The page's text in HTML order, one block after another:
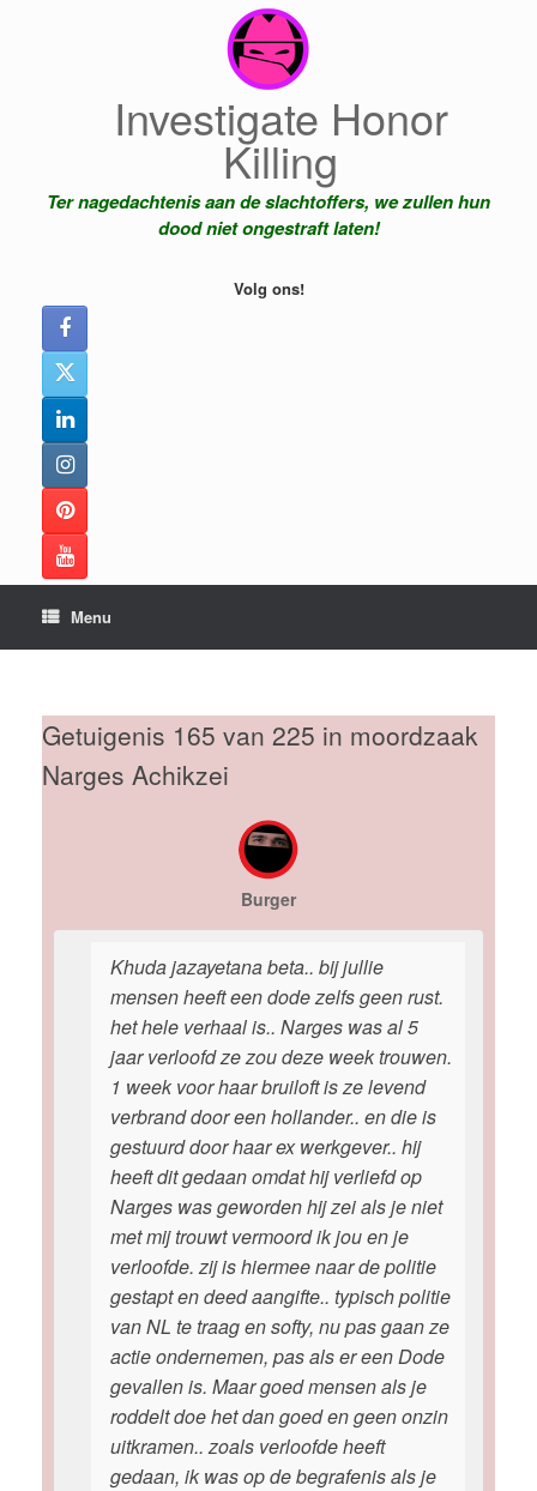
Investigate Honor
Killing
Ter nagedachtenis aan de slachtoffers, we zullen hun
dood niet ongestraft laten!
Volg ons!
Menu
Getuigenis 165 van 225 in moordzaak
Narges Achikzei
Burger
Khuda jazayetana beta.. bij jullie
mensen heeft een dode zelfs geen rust.
het hele verhaal is.. Narges was al 5
jaar verloofd ze zou deze week trouwen.
1 week voor haar bruiloft is ze levend
verbrand door een hollander.. en die is
gestuurd door haar ex werkgever.. hij
heeft dit gedaan omdat hij verliefd op
Narges was geworden hij zei als je niet
met mij trouwt vermoord ik jou en je
verloofde. zij is hiermee naar de politie
gestapt en deed aangifte.. typisch politie
van NL te traag en softy, nu pas gaan ze
actie ondernemen, pas als er een Dode
gevallen is. Maar goed mensen als je
roddelt doe het dan goed en geen onzin
uitkramen.. zoals verloofde heeft
gedaan, ik was op de begrafenis als je